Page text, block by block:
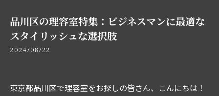
品川区の理容室特集：ビジネスマンに最適な
スタイリッシュな選択肢
2024/08/22
東京都品川区で理容室をお探しの皆さん、こんにちは！